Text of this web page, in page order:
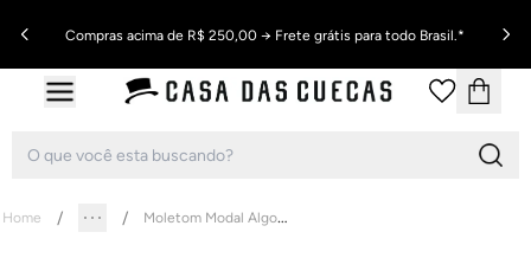
Compras acima de R$ 250,00 → Frete grátis para todo Brasil.*
Home Moletom Modal Algodão Cru